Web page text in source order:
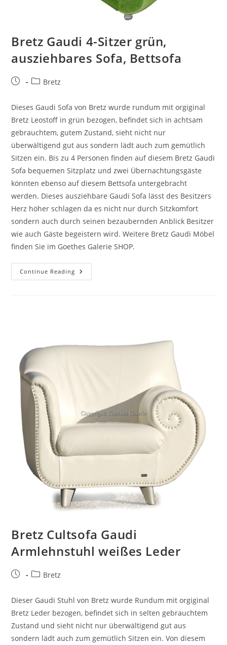
Bretz Gaudi 4-Sitzer grün,
ausziehbares Sofa, Bettsofa
Bretz
Dieses Gaudi Sofa von Bretz wurde rundum mit orgiginal
Bretz Leostoff in grün bezogen, befindet sich in achtsam
gebrauchtem, gutem Zustand, sieht nicht nur
überwältigend gut aus sondern lädt auch zum gemütlich
Sitzen ein. Bis zu 4 Personen finden auf diesem Bretz Gaudi
Sofa bequemen Sitzplatz und zwei Übernachtungsgäste
könnten ebenso auf diesem Bettsofa untergebracht
werden. Dieses ausziehbare Gaudi Sofa lässt des Besitzers
Herz höher schlagen da es nicht nur durch Sitzkomfort
sondern auch durch seinen bezaubernden Anblick Besitzer
wie auch Gäste begeistern wird. Weitere Bretz Gaudi Möbel
finden Sie im Goethes Galerie SHOP.
Continue Reading
Bretz Cultsofa Gaudi
Armlehnstuhl weißes Leder
Bretz
Dieser Gaudi Stuhl von Bretz wurde Rundum mit orgiginal
Bretz Leder bezogen, befindet sich in selten gebrauchtem
Zustand und sieht nicht nur überwältigend gut aus
sondern lädt auch zum gemütlich Sitzen ein. Von diesem